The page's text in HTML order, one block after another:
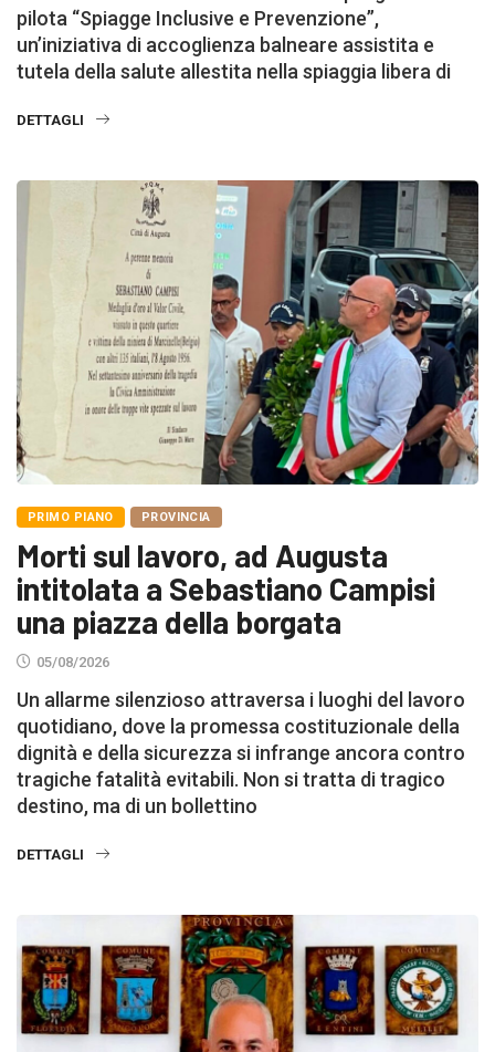
pilota “Spiagge Inclusive e Prevenzione”,
un’iniziativa di accoglienza balneare assistita e
tutela della salute allestita nella spiaggia libera di
DETTAGLI
PRIMO PIANO PROVINCIA
Morti sul lavoro, ad Augusta
intitolata a Sebastiano Campisi
una piazza della borgata
05/08/2026
Un allarme silenzioso attraversa i luoghi del lavoro
quotidiano, dove la promessa costituzionale della
dignità e della sicurezza si infrange ancora contro
tragiche fatalità evitabili. Non si tratta di tragico
destino, ma di un bollettino
DETTAGLI